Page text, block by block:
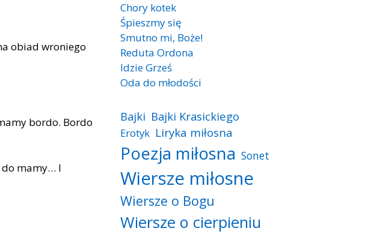
obiad wroniego
bordo. Bordo
do mamy… I
Chory kotek
Śpieszmy się
Smutno mi, Boże!
Reduta Ordona
Idzie Grześ
Oda do młodości
Bajki Bajki Krasickiego
Erotyk Liryka miłosna
Poezja miłosna Sonet
Wiersze miłosne
Wiersze o Bogu
Wiersze o cierpieniu